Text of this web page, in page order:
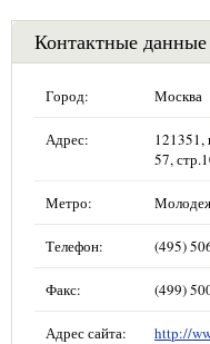
Контактные данные
Город: Москва
Адрес:
121351,
57,
Метро:
Телефон: (495)
Факс: (499)
Адрес сайта: http://